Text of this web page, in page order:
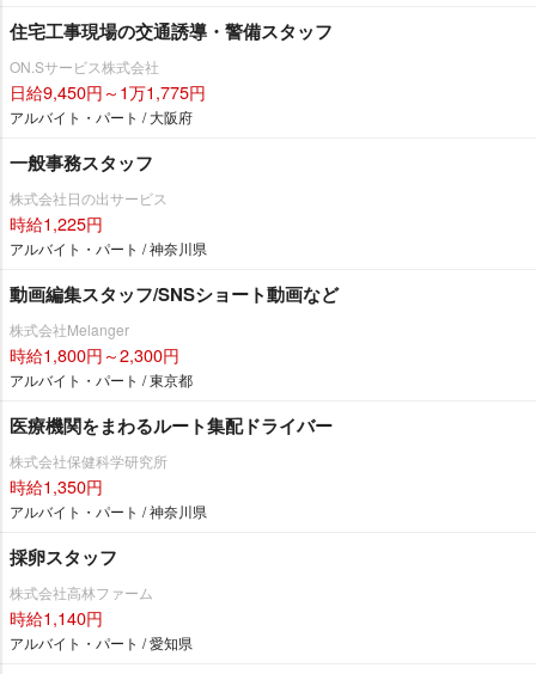
住宅工事現場の交通誘導・警備スタッフ
ON.Sサービス株式会社
日給9,450円～1万1,775円
アルバイト・パート / 大阪府
一般事務スタッフ
株式会社日の出サービス
時給1,225円
アルバイト・パート / 神奈川県
動画編集スタッフ/SNSショート動画など
株式会社Melanger
時給1,800円～2,300円
アルバイト・パート / 東京都
医療機関をまわるルート集配ドライバー
株式会社保健科学研究所
時給1,350円
アルバイト・パート / 神奈川県
採卵スタッフ
株式会社高林ファーム
時給1,140円
アルバイト・パート / 愛知県